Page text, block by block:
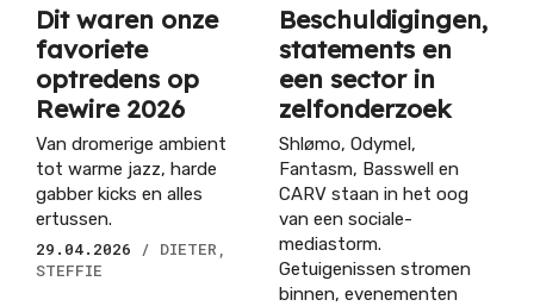
Dit waren onze
favoriete
optredens op
Rewire 2026
Van dromerige ambient
tot warme jazz, harde
gabber kicks en alles
ertussen.
29.04.2026
/ DIETER,
STEFFIE
Beschuldigingen,
statements en
een sector in
zelfonderzoek
Shlømo, Odymel,
Fantasm, Basswell en
CARV staan in het oog
van een sociale-
mediastorm.
Getuigenissen stromen
binnen, evenementen